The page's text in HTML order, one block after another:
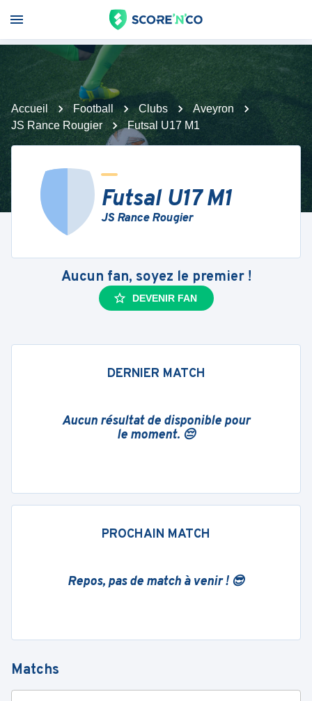
Accueil Football Clubs
Aveyron
JS Rance Rougier
Futsal U17 M1
Futsal U17 M1
JS Rance Rougier
Aucun fan, soyez le premier !
DEVENIR FAN
DERNIER MATCH
Aucun résultat de disponible pour
le moment. 😔
PROCHAIN MATCH
Repos, pas de match à venir ! 😎
Matchs